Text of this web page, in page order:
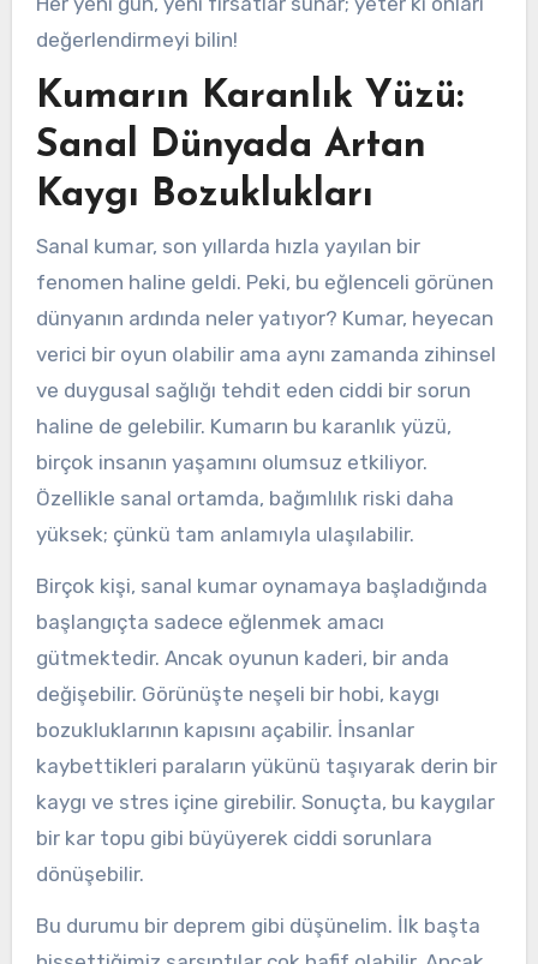
değerlendirmeyi bilin!
Kumarın Karanlık Yüzü:
Sanal Dünyada Artan
Kaygı Bozuklukları
Sanal kumar, son yıllarda hızla yayılan bir
fenomen haline geldi. Peki, bu eğlenceli görünen
dünyanın ardında neler yatıyor? Kumar, heyecan
verici bir oyun olabilir ama aynı zamanda zihinsel
ve duygusal sağlığı tehdit eden ciddi bir sorun
haline de gelebilir. Kumarın bu karanlık yüzü,
birçok insanın yaşamını olumsuz etkiliyor.
Özellikle sanal ortamda, bağımlılık riski daha
yüksek; çünkü tam anlamıyla ulaşılabilir.
Birçok kişi, sanal kumar oynamaya başladığında
başlangıçta sadece eğlenmek amacı
gütmektedir. Ancak oyunun kaderi, bir anda
değişebilir. Görünüşte neşeli bir hobi, kaygı
bozukluklarının kapısını açabilir. İnsanlar
kaybettikleri paraların yükünü taşıyarak derin bir
kaygı ve stres içine girebilir. Sonuçta, bu kaygılar
bir kar topu gibi büyüyerek ciddi sorunlara
dönüşebilir.
Bu durumu bir deprem gibi düşünelim. İlk başta